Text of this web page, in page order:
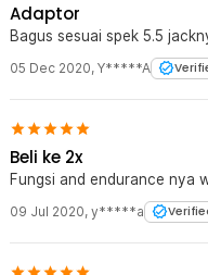
Adaptor
Bagus sesuai spek 5.5
05 Dec 2020, Y*****A
Beli ke 2x
Fungsi and endurance nya
09 Jul 2020, y*****a